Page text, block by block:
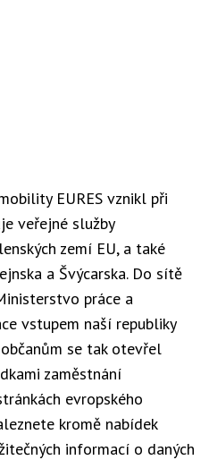
EURES vznikl při
veřejné služby
zemí EU, a také
a Švýcarska. Do sítě
práce a
vstupem naší republiky
se tak otevřel
zaměstnání
evropského
kromě nabídek
informací o daných